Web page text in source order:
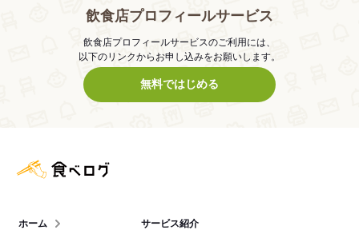
飲食店プロフィールサービス
飲食店プロフィールサービスのご利用には、
以下のリンクからお申し込みをお願いします。
無料ではじめる
ホーム サービス紹介